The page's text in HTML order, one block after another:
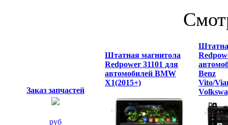
Заказ запчастей
руб
Штатная магнитола
Redpower 31101 для
автомобилей BMW
X1(2015+)
Benz
Vito/